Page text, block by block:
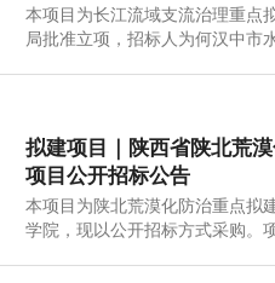
本项目为长江流域支流治理重点
局批准立项，招标人为何汉中市
拟建项目｜陕西省陕北荒
项目公开招标公告
本项目为陕北荒漠化防治重点拟
学院，现以公开招标方式采购。